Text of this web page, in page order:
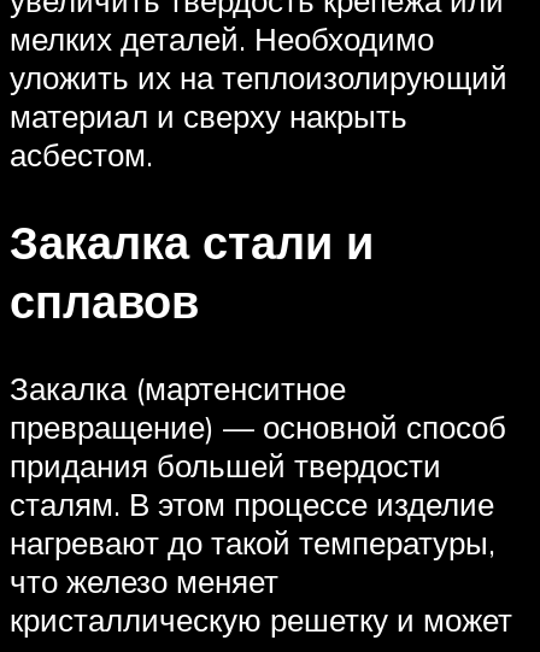
мелких деталей. Необходимо
уложить их на теплоизолирующий
материал и сверху накрыть
асбестом.
Закалка стали и
сплавов
Закалка (мартенситное
превращение) — основной способ
придания большей твердости
сталям. В этом процессе изделие
нагревают до такой температуры,
что железо меняет
кристаллическую решетку и может